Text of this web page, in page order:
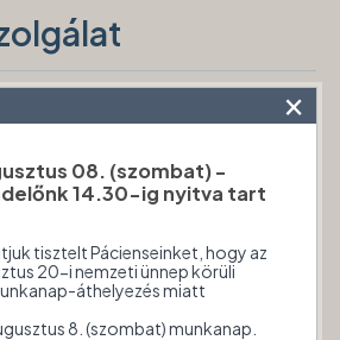
az Észak-budai
Budapest II. kerületben, az
törvények módosításáról szóló
értelmében.
aVármegyei Védőnői
×
08. (szombat) -
14.30-ig nyitva tart
tisztelt Pácienseinket, hogy az
20-i nemzeti ünnep körüli
áthelyezés miatt
8. (szombat) munkanap.